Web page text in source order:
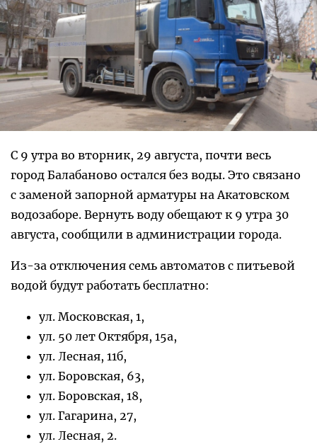
С 9 утра во вторник, 29 августа, почти весь
город Балабаново остался без воды. Это связано
с заменой запорной арматуры на Акатовском
водозаборе. Вернуть воду обещают к 9 утра 30
августа, сообщили в администрации города.
Из-за отключения семь автоматов с питьевой
водой будут работать бесплатно:
ул. Московская, 1,
ул. 50 лет Октября, 15а,
ул. Лесная, 11б,
ул. Боровская, 63,
ул. Боровская, 18,
ул. Гагарина, 27,
ул. Лесная, 2.